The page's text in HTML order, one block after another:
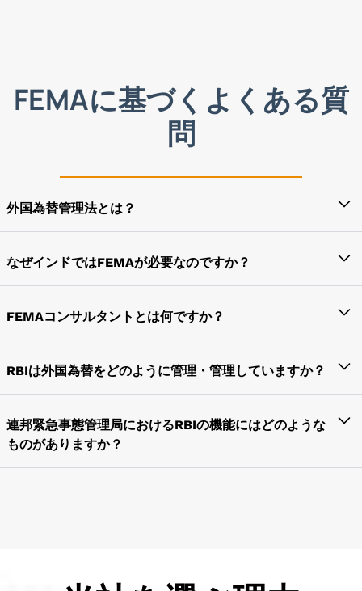
FEMAに基づくよくある質
問
外国為替管理法とは？
は、国際市場における事業構造の発展のための対外決
って規制された法律です。
なぜインドではFEMAが必要なのですか？
インドまたは国外に居住する個人 (NRI)
1994年の公的債務で規制されている証券
あらゆる金融、銀行、保険サービス
NRIが 60% 出資している企業による海外取引
FEMAコンサルタントとは何ですか？
合、個人はすべての国境を越えた取引の記録を維持す
およびFEMAコンプライアンスの規制に基づき、イン
ド国外の企業がインドに事業所を設立するにあたり、
強力な外国為替管理法のコンサルティングサービスを
RBIは外国為替をどのように管理・管理していますか？
領の両方に課せられるようになりました。RBIがイン
ド通貨と金融政策を発行するにあたり、RBIは外国為
連邦緊急事態管理局におけるRBIの機能にはどのような
ものがありますか？